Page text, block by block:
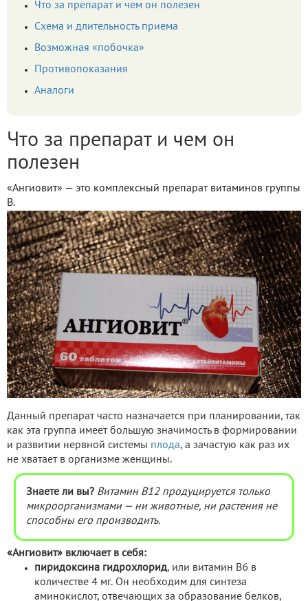
Что за препарат и чем он полезен
Схема и длительность приема
Возможная «побочка»
Противопоказания
Аналоги
Что за препарат и чем он
полезен
«Ангиовит» — это комплексный препарат витаминов группы
В.
Данный препарат часто назначается при планировании, так
как эта группа имеет большую значимость в формировании
и развитии нервной системы плода, а зачастую как раз их
не хватает в организме женщины.
Знаете ли вы? Витамин В12 продуцируется только
микроорганизмами — ни животные, ни растения не
способны его производить.
«Ангиовит» включает в себя:
пиридоксина гидрохлорид, или витамин B6 в
количестве 4 мг. Он необходим для синтеза
аминокислот, отвечающих за образование белков,